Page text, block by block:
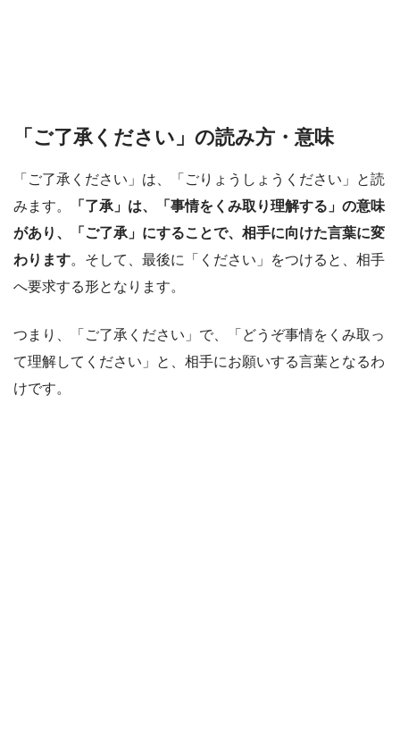
「ご了承ください」の読み方・意味
「ご了承ください」は、「ごりょうしょうください」と読
みます。
「了承」は、「事情をくみ取り理解する」の意味
があり、「ご了承」にすることで、相手に向けた言葉に変
わります。そして、最後に「ください」をつけると、相手
へ要求する形となります。
つまり、「ご了承ください」で、「どうぞ事情をくみ取っ
て理解してください」と、相手にお願いする言葉となるわ
けです。